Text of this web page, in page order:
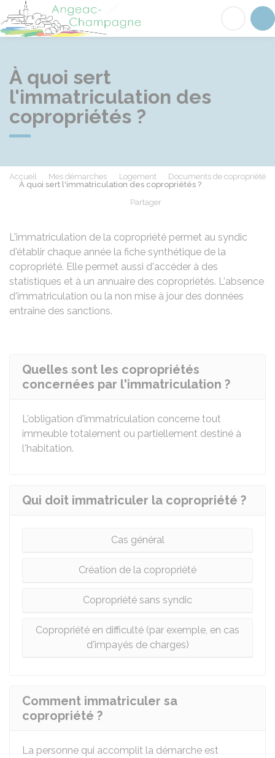
Angeac-Champagne
À quoi sert
l'immatriculation des
copropriétés ?
Accueil Mes démarches Logement
Documents de copropriété
À quoi sert l'immatriculation des copropriétés ?
Partager
L'immatriculation de la copropriété permet au syndic
d'établir chaque année la fiche synthétique de la
copropriété. Elle permet aussi d'accéder à des
statistiques et à un annuaire des copropriétés. L'absence
d'immatriculation ou la non mise à jour des données
entraîne des sanctions.
Quelles sont les copropriétés
concernées par l'immatriculation ?
L'obligation d'immatriculation concerne tout
immeuble totalement ou partiellement destiné à
l'habitation.
Qui doit immatriculer la copropriété ?
Cas général
Création de la copropriété
Copropriété sans syndic
Copropriété en difficulté (par exemple, en cas
d'impayés de charges)
Comment immatriculer sa
copropriété ?
La personne qui accomplit la démarche est